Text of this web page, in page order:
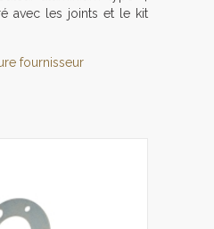
avec les joints et le kit
fournisseur